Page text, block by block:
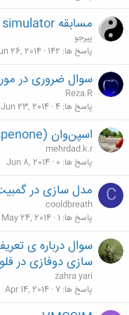
مسابقه simulator باشگاه مهندسان ایران
پیرجو
پاسخ ها 142
26, 2014
سوال ضروری در
Reza.R
پاسخ ها 4
Jun 23, 2014
اسپن‌وان (aspenone) ورژن ۸.۶ معرفی شد!
mehrdad.k.r
پاسخ ها 0
Jun 8, 2014
C مدل سازی در
cooldbreath
پاسخ ها 1
May 24, 2014
سوال درباره ی
سازی دوفازی در
zahra yari
پاسخ ها 7
Apr 14, 2014